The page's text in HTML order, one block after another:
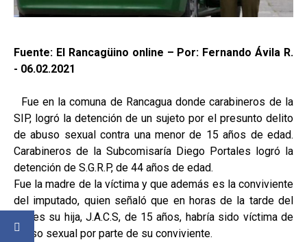
Fuente: El Rancagüino online – Por: Fernando Ávila R.
- 06.02.2021
Fue en la comuna de Rancagua donde carabineros de la
SIP, logró la detención de un sujeto por el presunto delito
de abuso sexual contra una menor de 15 años de edad.
Carabineros de la Subcomisaría Diego Portales logró la
detención de S.G.R.P, de 44 años de edad.
Fue la madre de la víctima y que además es la conviviente
del imputado, quien señaló que en horas de la tarde del
jueves su hija, J.A.C.S, de 15 años, habría sido víctima de
abuso sexual por parte de su conviviente.